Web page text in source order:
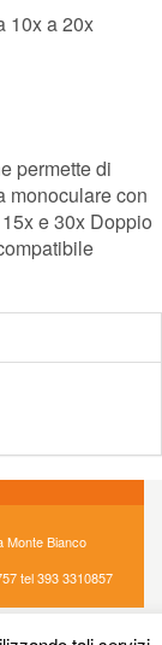
10x a 20x
permette di
monoculare con
e 30x Doppio
Monte Bianco
tel 393 3310857